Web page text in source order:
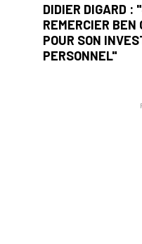
DIDIER DIGARD
REMERCIER
POUR SON
PERSONNEL"